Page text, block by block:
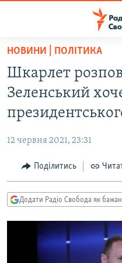
Перейти
основного
матеріалу
до
основної
навігації
Перейти
до
пошуку
ВСЕ ЗА ДОБУ
ЕКОНОМІКА
СУСПІЛЬСТВО
УКРАЇНА
РОСІЙСЬКА «ФІЛЬТРАЦІЯ»
ДОНБАС.РЕАЛІЇ
ТИ ЯК?
СХЕМИ
КИТАЙ.ВИКЛИКИ
НОВИНИ | ПОЛІТИКА
Шкарлет
Зеленський
12 червня 2021, 23:31
Поділитись
Додати Радіо Свобода як